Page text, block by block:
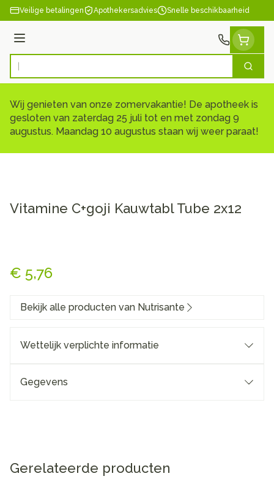
Ga naar de inhoud
Veilige betalingen Apothekersadvies Snelle beschikbaarheid
Menu
Product, merk, categorie... Zoek
Wij genieten van onze zomervakantie! De apotheek is
gesloten van zaterdag 25 juli tot en met zondag 9
augustus. Maandag 10 augustus staan wij weer paraat!
Vitamine C+goji Kauwtabl Tube 2x12
€ 5,76
Bekijk alle producten van Nutrisante
Wettelijk verplichte informatie
Gegevens
Gerelateerde producten